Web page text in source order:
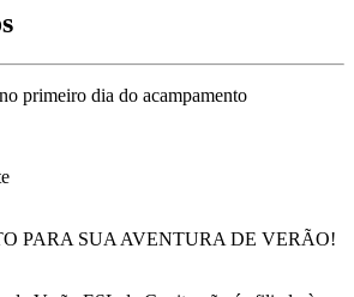
primeiro dia do acampamento
PARA SUA AVENTURA DE VERÃO!